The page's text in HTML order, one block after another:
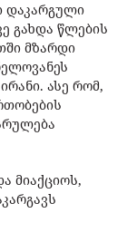
დაკარგული
გახდა წლების
მზარდი
ასე რომ,
მიაქციოს,